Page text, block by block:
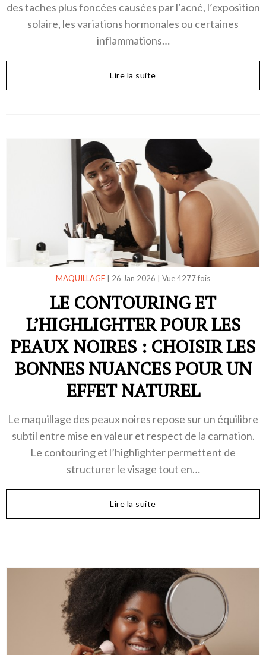
des taches plus foncées causées par l’acné, l’exposition
solaire, les variations hormonales ou certaines
inflammations…
Lire la suite
MAQUILLAGE 26 Jan 2026 Vue 4277 fois
LE CONTOURING ET
L’HIGHLIGHTER POUR LES
PEAUX NOIRES : CHOISIR LES
BONNES NUANCES POUR UN
EFFET NATUREL
Le maquillage des peaux noires repose sur un équilibre
subtil entre mise en valeur et respect de la carnation.
Le contouring et l’highlighter permettent de
structurer le visage tout en…
Lire la suite